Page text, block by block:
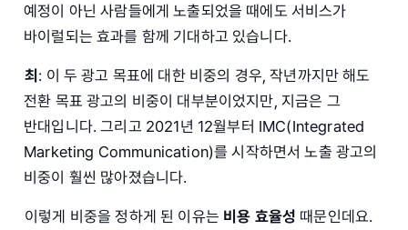
예정이 아닌 사람들에게 노출되었을 때에도 서비스가
바이럴되는 효과를 함께 기대하고 있습니다.
최: 이 두 광고 목표에 대한 비중의 경우, 작년까지만 해도
전환 목표 광고의 비중이 대부분이었지만, 지금은 그
반대입니다. 그리고 2021년 12월부터 IMC(Integrated
Marketing Communication)를 시작하면서 노출 광고의
비중이 훨씬 많아졌습니다.
이렇게 비중을 정하게 된 이유는 비용 효율성 때문인데요.